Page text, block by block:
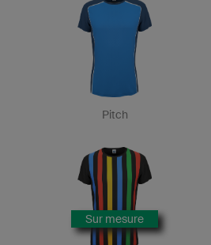
Pitch
Sur mesure